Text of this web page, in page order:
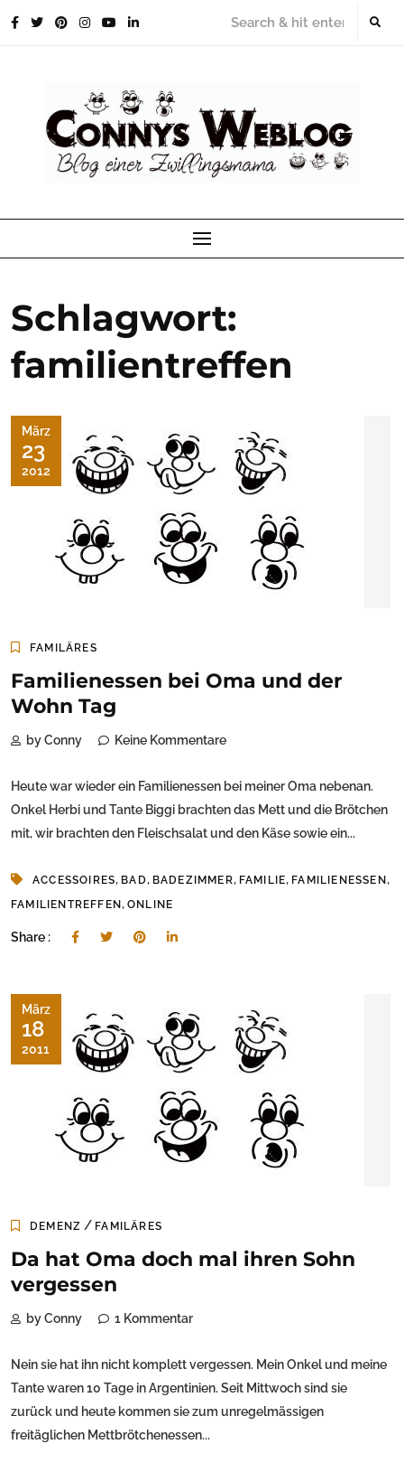
Schlagwort:
familientreffen
März
23
2012
FAMILÄRES
Familienessen bei Oma und der
Wohn Tag
by Conny Keine Kommentare
Heute war wieder ein Familienessen bei meiner Oma nebenan.
Onkel Herbi und Tante Biggi brachten das Mett und die Brötchen
mit, wir brachten den Fleischsalat und den Käse sowie ein...
ACCESSOIRES, BAD, BADEZIMMER, FAMILIE, FAMILIENESSEN ,
FAMILIENTREFFEN , ONLINE
Share :
März
18
2011
DEMENZ / FAMILÄRES
Da hat Oma doch mal ihren Sohn
vergessen
by Conny 1 Kommentar
Nein sie hat ihn nicht komplett vergessen. Mein Onkel und meine
Tante waren 10 Tage in Argentinien. Seit Mittwoch sind sie
zurück und heute kommen sie zum unregelmässigen
freitäglichen Mettbrötchenessen...